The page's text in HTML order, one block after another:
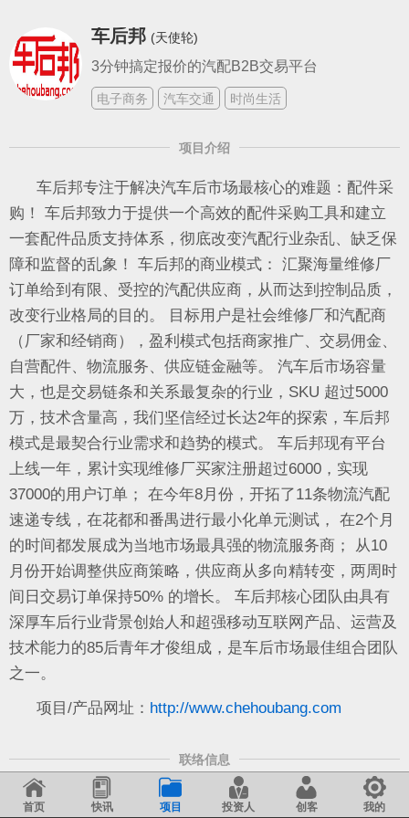
车后邦 (天使轮)
3分钟搞定报价的汽配B2B交易平台
电子商务 汽车交通 时尚生活
项目介绍
车后邦专注于解决汽车后市场最核心的难题：配件采
购！ 车后邦致力于提供一个高效的配件采购工具和建立
一套配件品质支持体系，彻底改变汽配行业杂乱、缺乏保
障和监督的乱象！ 车后邦的商业模式： 汇聚海量维修厂
订单给到有限、受控的汽配供应商，从而达到控制品质，
改变行业格局的目的。 目标用户是社会维修厂和汽配商
（厂家和经销商），盈利模式包括商家推广、交易佣金、
自营配件、物流服务、供应链金融等。 汽车后市场容量
大，也是交易链条和关系最复杂的行业，SKU 超过5000
万，技术含量高，我们坚信经过长达2年的探索，车后邦
模式是最契合行业需求和趋势的模式。 车后邦现有平台
上线一年，累计实现维修厂买家注册超过6000，实现
37000的用户订单； 在今年8月份，开拓了11条物流汽配
速递专线，在花都和番禺进行最小化单元测试， 在2个月
的时间都发展成为当地市场最具强的物流服务商； 从10
月份开始调整供应商策略，供应商从多向精转变，两周时
间日交易订单保持50% 的增长。 车后邦核心团队由具有
深厚车后行业背景创始人和超强移动互联网产品、运营及
技术能力的85后青年才俊组成，是车后市场最佳组合团队
之一。
项目/产品网址： http://www.chehoubang.com
联络信息
登陆后可查看联络信息
首页 快讯 项目 投资人 创客 我的